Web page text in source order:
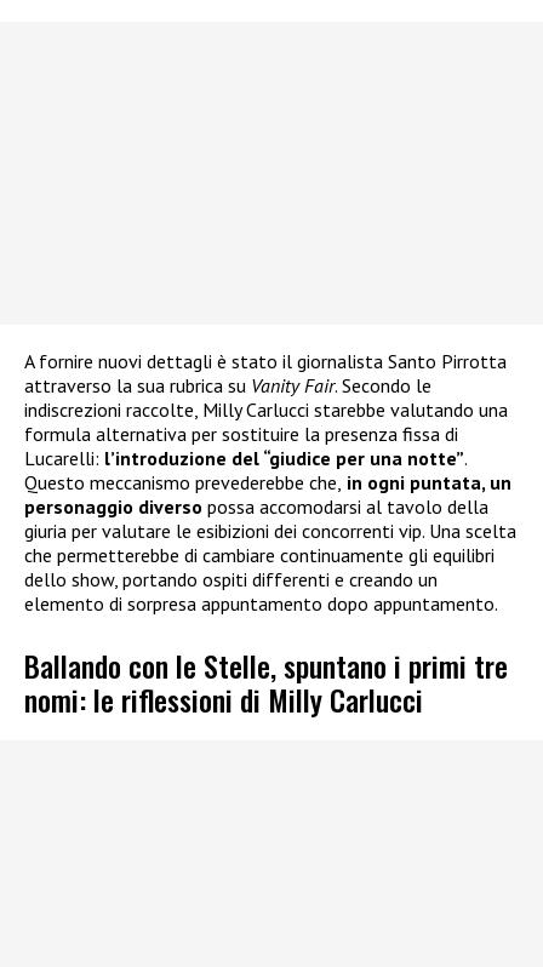
A fornire nuovi dettagli è stato il giornalista Santo Pirrotta
attraverso la sua rubrica su Vanity Fair. Secondo le
indiscrezioni raccolte, Milly Carlucci starebbe valutando una
formula alternativa per sostituire la presenza fissa di
Lucarelli: l’introduzione del “giudice per una notte”.
Questo meccanismo prevederebbe che, in ogni puntata, un
personaggio diverso possa accomodarsi al tavolo della
giuria per valutare le esibizioni dei concorrenti vip. Una scelta
che permetterebbe di cambiare continuamente gli equilibri
dello show, portando ospiti differenti e creando un
elemento di sorpresa appuntamento dopo appuntamento.
Ballando con le Stelle, spuntano i primi tre
nomi: le riflessioni di Milly Carlucci